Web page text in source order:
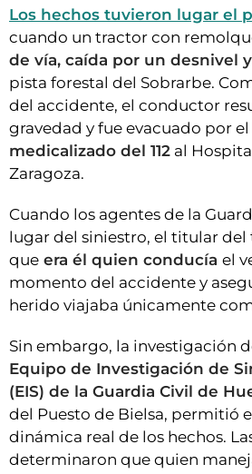
Los hechos tuvieron lugar el
cuando un tractor con
de vía, caída por un desnivel
pista forestal del Sobrarbe.
del accidente, el conductor
gravedad y fue evacuado por el
medicalizado del 112 al
Zaragoza.
Cuando los agentes de la
lugar del siniestro, el titular
que era él quien conducía el
momento del accidente y
herido viajaba únicamente
Sin embargo, la investigación
Equipo de Investigación de
(EIS) de la Guardia Civil de
del Puesto de Bielsa, permitió
dinámica real de los hechos.
determinaron que quien